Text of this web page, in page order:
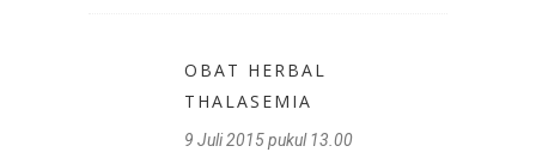
OBAT HERBAL
THALASEMIA
9 Juli 2015 pukul 13.00